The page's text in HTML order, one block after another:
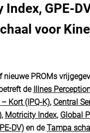
GPE-
voor
nieuwe PROMs
de Illnes
Kort (IPQ-K), Central
, Motricity Index, Global
DV)en deTampa